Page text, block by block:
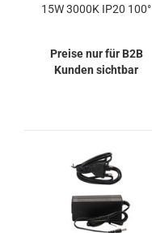
15W 3000K IP20 100°
Preise nur für B2B
Kunden sichtbar